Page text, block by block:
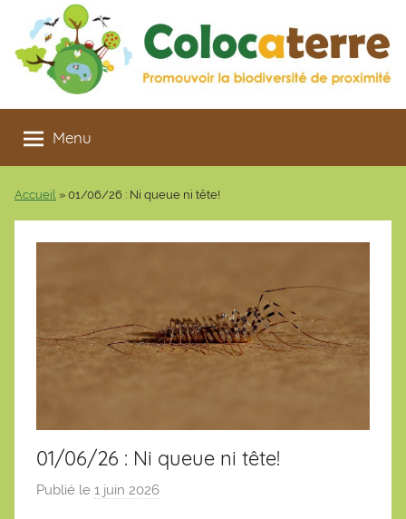
contenu
Colocaterre
Promouvoir
la
proximité
Menu
Accueil » 01/06/26 : Ni queue ni tête!
01/06/26 : Ni queue ni tête!
Publié le 1 juin 2026